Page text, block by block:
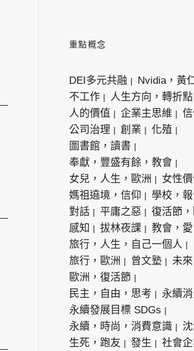
重點概念
DEI多元共融
Nvidia，黃
不工作
人生方向，轉折點
人的價值
企業主思維
公司治理
創業
化殖
圖書館，讀書
奉獻，豐盛有餘，教會
女兒，人生，歐洲
女性
媽祖遶境，信仰
學校，
對話
平庸之惡
復活節
感知
拔林夜課
教會，愛
旅行，人生，自己一個人
旅行，歐洲
曾文塾
未來
歐洲，復活節
民主，自由，思考
永續
永續發展目標 SDGs
永續，時尚，消費意識
生死，跑友
發生
社會